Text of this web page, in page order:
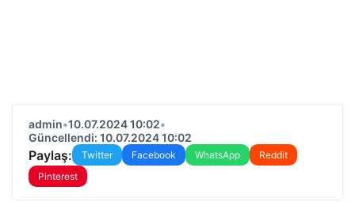
admin•10.07.2024 10:02•
Güncellendi: 10.07.2024 10:02
Paylaş: Twitter Facebook WhatsApp
Reddit
Pinterest